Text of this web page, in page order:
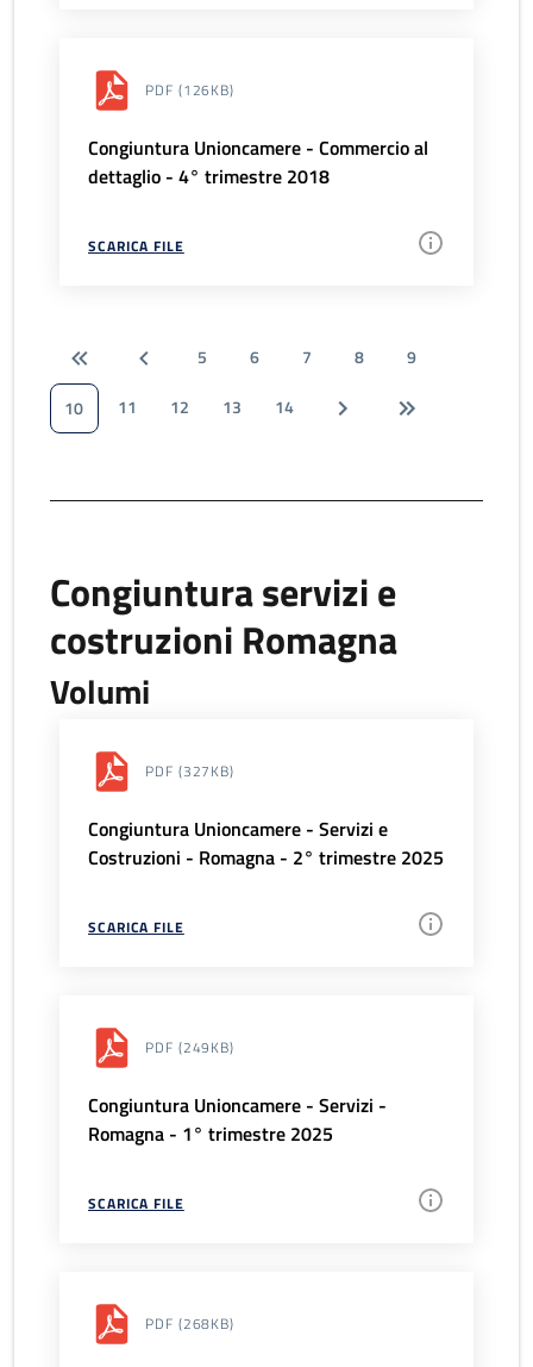
PDF (126KB)
Congiuntura Unioncamere - Commercio al
dettaglio - 4° trimestre 2018
SCARICA FILE
5 6 7 8
9
10
11 12 13 14
Congiuntura servizi e
costruzioni Romagna
Volumi
PDF (327KB)
Congiuntura Unioncamere - Servizi e
Costruzioni - Romagna - 2° trimestre 2025
SCARICA FILE
PDF (249KB)
Congiuntura Unioncamere - Servizi -
Romagna - 1° trimestre 2025
SCARICA FILE
PDF (268KB)